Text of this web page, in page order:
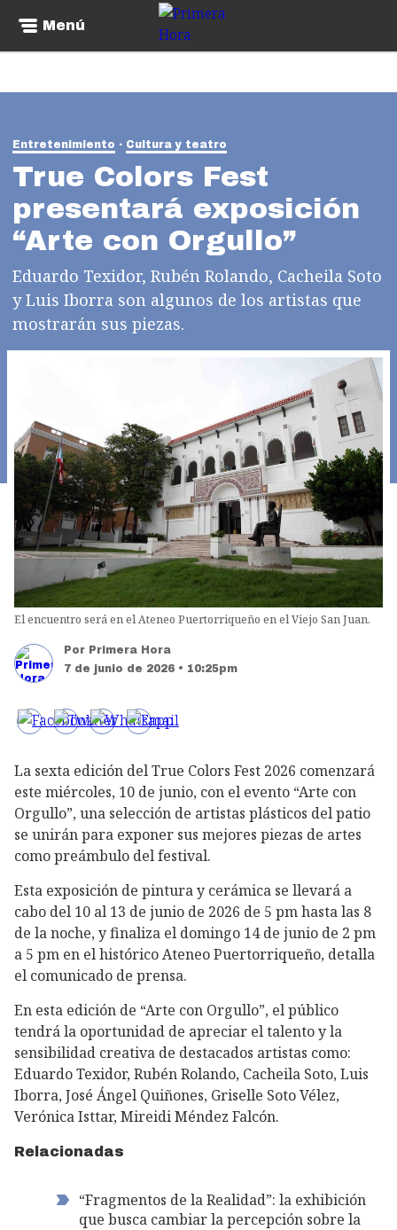
Menú
Entretenimiento Cultura y teatro
True Colors Fest
presentará exposición
“Arte con Orgullo”
Eduardo Texidor, Rubén Rolando, Cacheila Soto
y Luis Iborra son algunos de los artistas que
mostrarán sus piezas.
El encuentro será en el Ateneo Puertorriqueño en el Viejo San Juan.
Por Primera Hora
7 de junio de 2026 • 10:25pm
La sexta edición del True Colors Fest 2026 comenzará
este miércoles, 10 de junio, con el evento “Arte con
Orgullo”, una selección de artistas plásticos del patio
se unirán para exponer sus mejores piezas de artes
como preámbulo del festival.
Esta exposición de pintura y cerámica se llevará a
cabo del 10 al 13 de junio de 2026 de 5 pm hasta las 8
de la noche, y finaliza el domingo 14 de junio de 2 pm
a 5 pm en el histórico Ateneo Puertorriqueño, detalla
el comunicado de prensa.
En esta edición de “Arte con Orgullo”, el público
tendrá la oportunidad de apreciar el talento y la
sensibilidad creativa de destacados artistas como:
Eduardo Texidor, Rubén Rolando, Cacheila Soto, Luis
Iborra, José Ángel Quiñones, Griselle Soto Vélez,
Verónica Isttar, Mireidi Méndez Falcón.
Relacionadas
“Fragmentos de la Realidad”: la exhibición
que busca cambiar la percepción sobre la